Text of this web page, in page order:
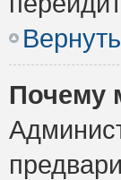
Почему